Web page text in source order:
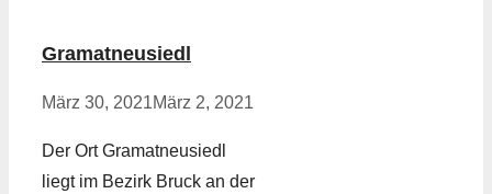
Gramatneusiedl
März 30, 2021März 2, 2021
Der Ort Gramatneusiedl
liegt im Bezirk Bruck an der